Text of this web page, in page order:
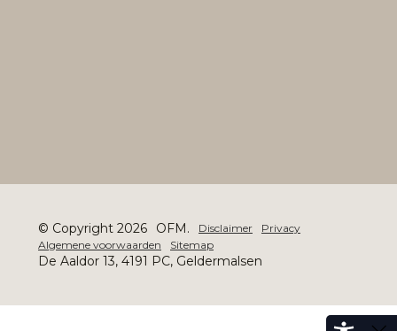
© Copyright 2026 OFM. Disclaimer
Privacy
Algemene voorwaarden
Sitemap
De Aaldor 13, 4191 PC, Geldermalsen